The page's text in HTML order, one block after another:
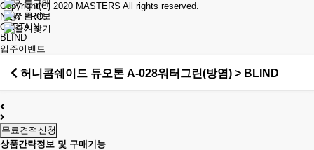
Copyright(C) 2020 MASTERS All rights reserved.
NEW PRO.
CURTAIN
BLIND
입주이벤트
허니콤쉐이드 듀오톤 A-028워터그린(방염) > BLIND
무료견적신청
상품간략정보 및 구매기능